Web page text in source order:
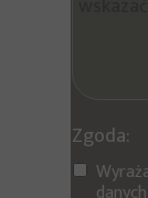
Zgoda: